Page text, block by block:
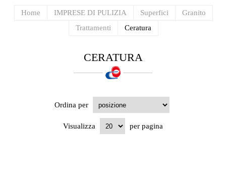
Home IMPRESE DI PULIZIA Superfici
Granito
Trattamenti
Ceratura
CERATURA
Ordina per
Visualizza per pagina